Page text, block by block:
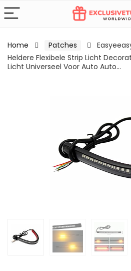
Home Patches
Heldere Flexibele Strip Licht
Licht Universeel Voor Auto Auto…